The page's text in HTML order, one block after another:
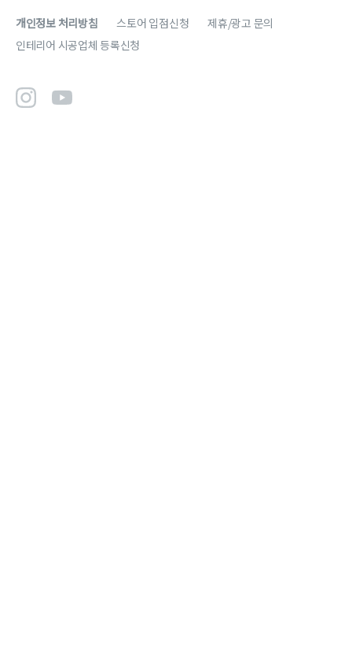
개인정보 처리방침 스토어 입점신청
제휴/광고 문의
인테리어 시공업체 등록신청